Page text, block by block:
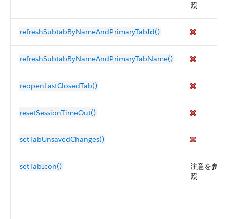
照
refreshSubtabByNameAndPrimaryTabId()
refreshSubtabByNameAndPrimaryTabName()
reopenLastClosedTab()
resetSessionTimeOut()
setTabUnsavedChanges()
setTabIcon()
注意を参
照